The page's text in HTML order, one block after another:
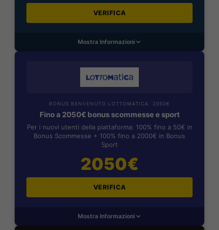
VERIFICA
Mostra Informazioni
BONUS BENVENUTO LOTTOMATICA: 2050€
Fino a 2050€ bonus scommesse e sport
Per i nuovi utenti della piattaforma: 100% fino a 50€ in
Bonus Scommesse + 100% fino a 2000€ in Bonus
Sport
2050€
VERIFICA
Mostra Informazioni